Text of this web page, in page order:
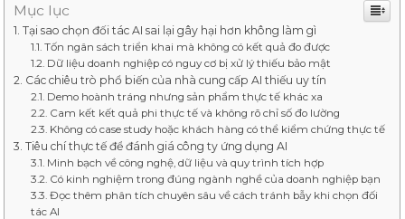
Mục lục
Tại sao chọn đối tác AI sai lại gây hại hơn không làm gì
Tốn ngân sách triển khai mà không có kết quả đo được
Dữ liệu doanh nghiệp có nguy cơ bị xử lý thiếu bảo mật
Các chiêu trò phổ biến của nhà cung cấp AI thiếu uy tín
Demo hoành tráng nhưng sản phẩm thực tế khác xa
Cam kết kết quả phi thực tế và không rõ chỉ số đo lường
Không có case study hoặc khách hàng có thể kiểm chứng thực tế
Tiêu chí thực tế để đánh giá công ty ứng dụng AI
Minh bạch về công nghệ, dữ liệu và quy trình tích hợp
Có kinh nghiệm trong đúng ngành nghề của doanh nghiệp bạn
Đọc thêm phân tích chuyên sâu về cách tránh bẫy khi chọn đối
tác AI